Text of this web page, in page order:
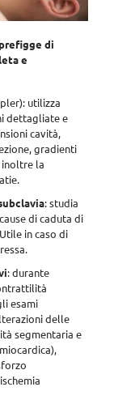
di
e
utilizza
dettagliate e
cavità,
gradienti
la
: studia
di caduta di
in caso di
: durante
esami
delle
segmentaria e